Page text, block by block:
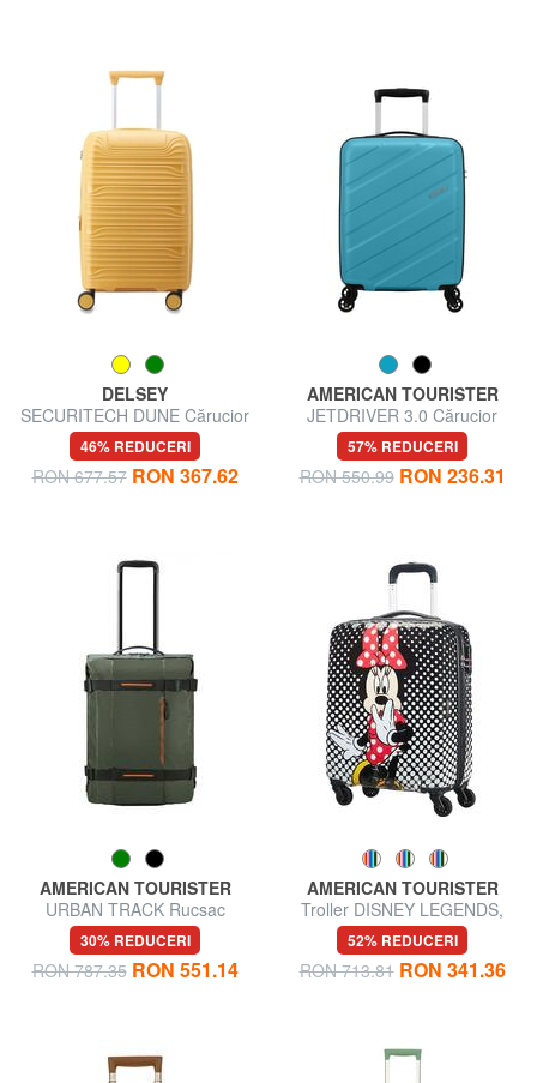
DELSEY
SECURITECH DUNE Cărucior
pentru bagaje de mână
extensibil
46% REDUCERI
RON 677.57 RON 367.62
AMERICAN TOURISTER
JETDRIVER 3.0 Cărucior
pentru bagaje de mână
57% REDUCERI
RON 550.99 RON 236.31
AMERICAN TOURISTER
URBAN TRACK Rucsac
cărucior pentru bagaje de
mână
30% REDUCERI
RON 787.35 RON 551.14
AMERICAN TOURISTER
Troller DISNEY LEGENDS,
bagajele de mână
52% REDUCERI
RON 713.81 RON 341.36